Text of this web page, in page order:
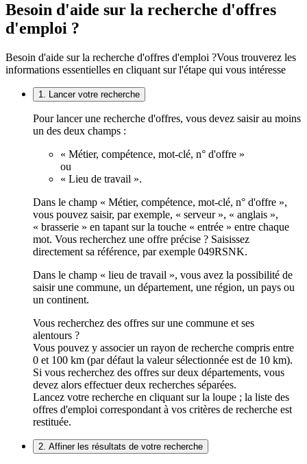
Besoin d'aide sur la recherche d'offres
d'emploi ?
Besoin d'aide sur la recherche d'offres d'emploi ?Vous trouverez les
informations essentielles en cliquant sur l'étape qui vous intéresse
1. Lancer votre recherche
Pour lancer une recherche d'offres, vous devez saisir au moins
un des deux champs :
« Métier, compétence, mot-clé, n° d'offre »
ou
« Lieu de travail ».
Dans le champ « Métier, compétence, mot-clé, n° d'offre »,
vous pouvez saisir, par exemple, « serveur », « anglais »,
« brasserie » en tapant sur la touche « entrée » entre chaque
mot. Vous recherchez une offre précise ? Saisissez
directement sa référence, par exemple 049RSNK.
Dans le champ « lieu de travail », vous avez la possibilité de
saisir une commune, un département, une région, un pays ou
un continent.
Vous recherchez des offres sur une commune et ses
alentours ?
Vous pouvez y associer un rayon de recherche compris entre
0 et 100 km (par défaut la valeur sélectionnée est de 10 km).
Si vous recherchez des offres sur deux départements, vous
devez alors effectuer deux recherches séparées.
Lancez votre recherche en cliquant sur la loupe ; la liste des
offres d'emploi correspondant à vos critères de recherche est
restituée.
2. Affiner les résultats de votre recherche